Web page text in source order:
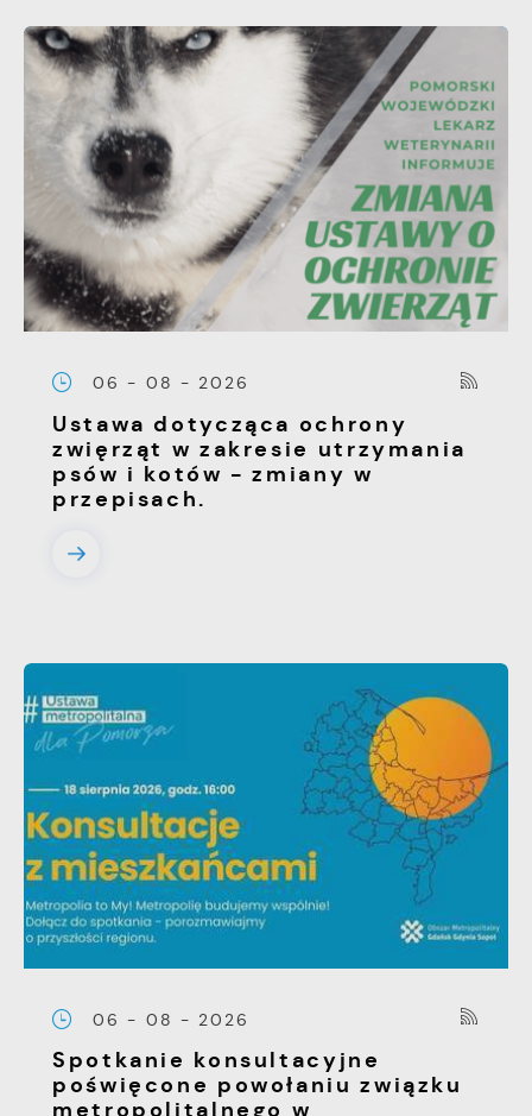
06 - 08 - 2026
Ustawa dotycząca ochrony
zwięrząt w zakresie utrzymania
psów i kotów - zmiany w
przepisach.
06 - 08 - 2026
Spotkanie konsultacyjne
poświęcone powołaniu związku
metropolitalnego w